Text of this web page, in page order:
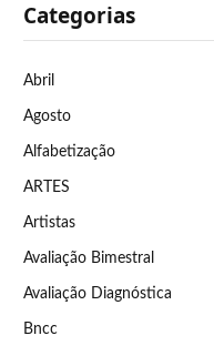
Categorias
Abril
Agosto
Alfabetização
ARTES
Artistas
Avaliação Bimestral
Avaliação Diagnóstica
Bncc